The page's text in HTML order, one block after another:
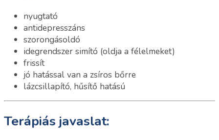
nyugtató
antidepresszáns
szorongásoldó
idegrendszer simító (oldja a félelmeket)
frissít
jó hatással van a zsíros bőrre
lázcsillapító, hűsítő hatású
Terápiás javaslat: